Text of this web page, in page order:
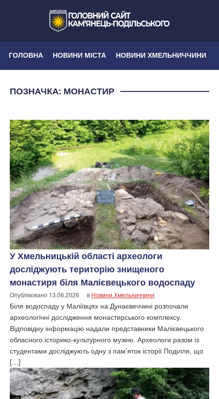
ГОЛОВНА НОВИНИ МІСТА НОВИНИ ХМЕЛЬНИЧЧИНИ
ПОЗНАЧКА: МОНАСТИР
У Хмельницькій області археологи
досліджують територію знищеного
монастиря біля Малієвецького водоспаду
Опубліковано 13.06.2026 в Новини Хмельниччини
Біля водоспаду у Маліївцях на Дунаєвеччині розпочали
археологічні дослідження монастирського комплексу.
Відповідну інформацію надали представники Малієвецького
обласного історико-культурного музею. Археологи разом із
студентами досліджують одну з пам’яток історії Поділля, що
[…]